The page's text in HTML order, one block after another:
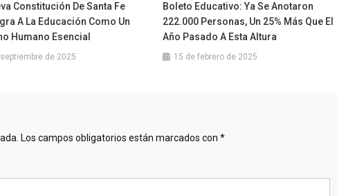
Constitución De Santa Fe
A La Educación Como Un
Humano Esencial
de 2025
Boleto Educativo: Ya Se Anotaron
222.000 Personas, Un 25% Más Que El
Año Pasado A Esta Altura
15 de febrero de 2025
Los campos obligatorios están marcados con *